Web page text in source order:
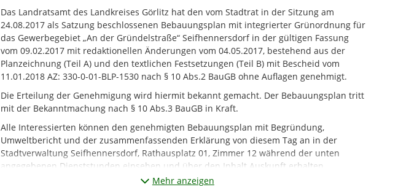
Das Landratsamt des Landkreises Görlitz hat den vom Stadtrat in der Sitzung am
24.08.2017 als Satzung beschlossenen Bebauungsplan mit integrierter Grünordnung für
das Gewerbegebiet „An der Gründelstraße“ Seifhennersdorf in der gültigen Fassung
vom 09.02.2017 mit redaktionellen Änderungen vom 04.05.2017, bestehend aus der
Planzeichnung (Teil A) und den textlichen Festsetzungen (Teil B) mit Bescheid vom
11.01.2018 AZ: 330-0-01-BLP-1530 nach § 10 Abs.2 BauGB ohne Auflagen genehmigt.
Die Erteilung der Genehmigung wird hiermit bekannt gemacht. Der Bebauungsplan tritt
mit der Bekanntmachung nach § 10 Abs.3 BauGB in Kraft.
Alle Interessierten können den genehmigten Bebauungsplan mit Begründung,
Umweltbericht und der zusammenfassenden Erklärung von diesem Tag an in der
Stadtverwaltung Seifhennersdorf, Rathausplatz 01, Zimmer 12 während der unten
angegebenen Dienststunden einsehen und über den Inhalt Auskunft erhalten.
Mehr anzeigen